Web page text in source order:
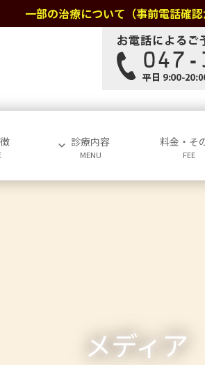
一部の治療について（事前電話確認
診療内容
MENU
料金・そ
FEE
メディア